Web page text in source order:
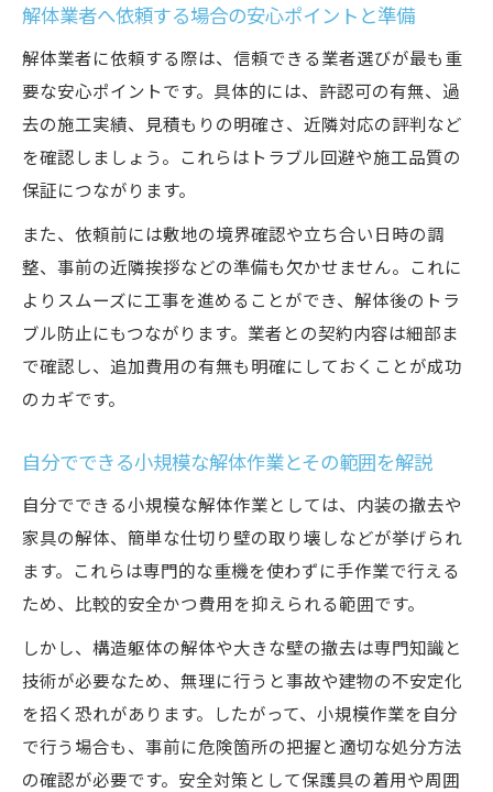
解体業者へ依頼する場合の安心ポイントと準備
解体業者に依頼する際は、信頼できる業者選びが最も重
要な安心ポイントです。具体的には、許認可の有無、過
去の施工実績、見積もりの明確さ、近隣対応の評判など
を確認しましょう。これらはトラブル回避や施工品質の
保証につながります。
また、依頼前には敷地の境界確認や立ち合い日時の調
整、事前の近隣挨拶などの準備も欠かせません。これに
よりスムーズに工事を進めることができ、解体後のトラ
ブル防止にもつながります。業者との契約内容は細部ま
で確認し、追加費用の有無も明確にしておくことが成功
のカギです。
自分でできる小規模な解体作業とその範囲を解説
自分でできる小規模な解体作業としては、内装の撤去や
家具の解体、簡単な仕切り壁の取り壊しなどが挙げられ
ます。これらは専門的な重機を使わずに手作業で行える
ため、比較的安全かつ費用を抑えられる範囲です。
しかし、構造躯体の解体や大きな壁の撤去は専門知識と
技術が必要なため、無理に行うと事故や建物の不安定化
を招く恐れがあります。したがって、小規模作業を自分
で行う場合も、事前に危険箇所の把握と適切な処分方法
の確認が必要です。安全対策として保護具の着用や周囲